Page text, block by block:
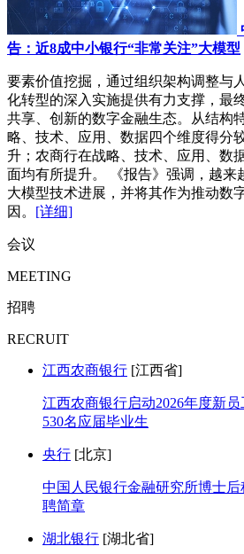
告：近8成中小银行“非常关注”大模型
要素价值挖掘，通过组织架构调整与
化转型的深入实施提供有力支撑，最
共享、创新的数字金融生态。从结构
略、技术、应用、数据四个维度得分
升；农商行在战略、技术、应用、数
面均有所提升。 《报告》强调，越来
大模型技术进展，并将其作为推动数
因。 [详细]
会议
MEETING
招聘
RECRUIT
江西农商银行 [江西省]
江西农商银行启动2026年度新
530名应届毕业生
央行 [北京]
中国人民银行金融研究所博士后
聘简章
湖北银行 [湖北省]